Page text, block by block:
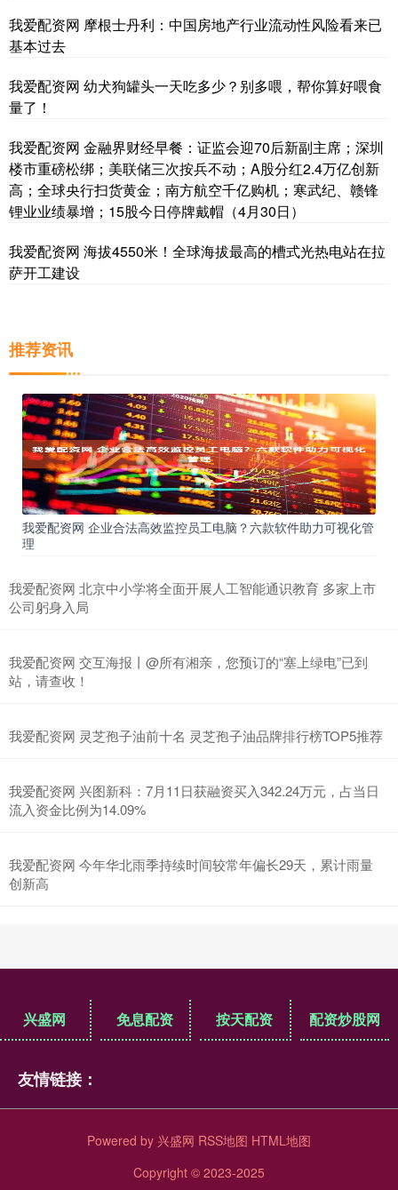
我爱配资网 摩根士丹利：中国房地产行业流动性风险看来已
基本过去
我爱配资网 幼犬狗罐头一天吃多少？别多喂，帮你算好喂食
量了！
我爱配资网 金融界财经早餐：证监会迎70后新副主席；深圳
楼市重磅松绑；美联储三次按兵不动；A股分红2.4万亿创新
高；全球央行扫货黄金；南方航空千亿购机；寒武纪、赣锋
锂业业绩暴增；15股今日停牌戴帽（4月30日）
我爱配资网 海拔4550米！全球海拔最高的槽式光热电站在拉
萨开工建设
推荐资讯
我爱配资网 企业合法高效监控员工电脑？六款软件助力可视化管
理
我爱配资网 北京中小学将全面开展人工智能通识教育 多家上市
公司躬身入局
我爱配资网 交互海报丨@所有湘亲，您预订的“塞上绿电”已到
站，请查收！
我爱配资网 灵芝孢子油前十名 灵芝孢子油品牌排行榜TOP5推荐
我爱配资网 兴图新科：7月11日获融资买入342.24万元，占当日
流入资金比例为14.09%
我爱配资网 今年华北雨季持续时间较常年偏长29天，累计雨量
创新高
兴盛网 免息配资 按天配资 配资炒股网
友情链接：
Powered by 兴盛网 RSS地图 HTML地图
Copyright © 2023-2025